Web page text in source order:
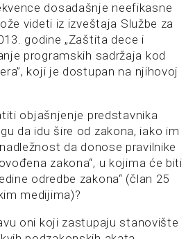
dosadašnje neefikasne
videti iz izveštaja Službe za
godine „Zaštita dece i
programskih sadržaja kod
koji je dostupan na njihovoj
objašnjenje predstavnika
da idu šire od zakona, iako im
da donose pravilnike
zakona“, u kojima će biti
odredbe zakona“ (član 25
medijima)?
oni koji zastupaju stanovište